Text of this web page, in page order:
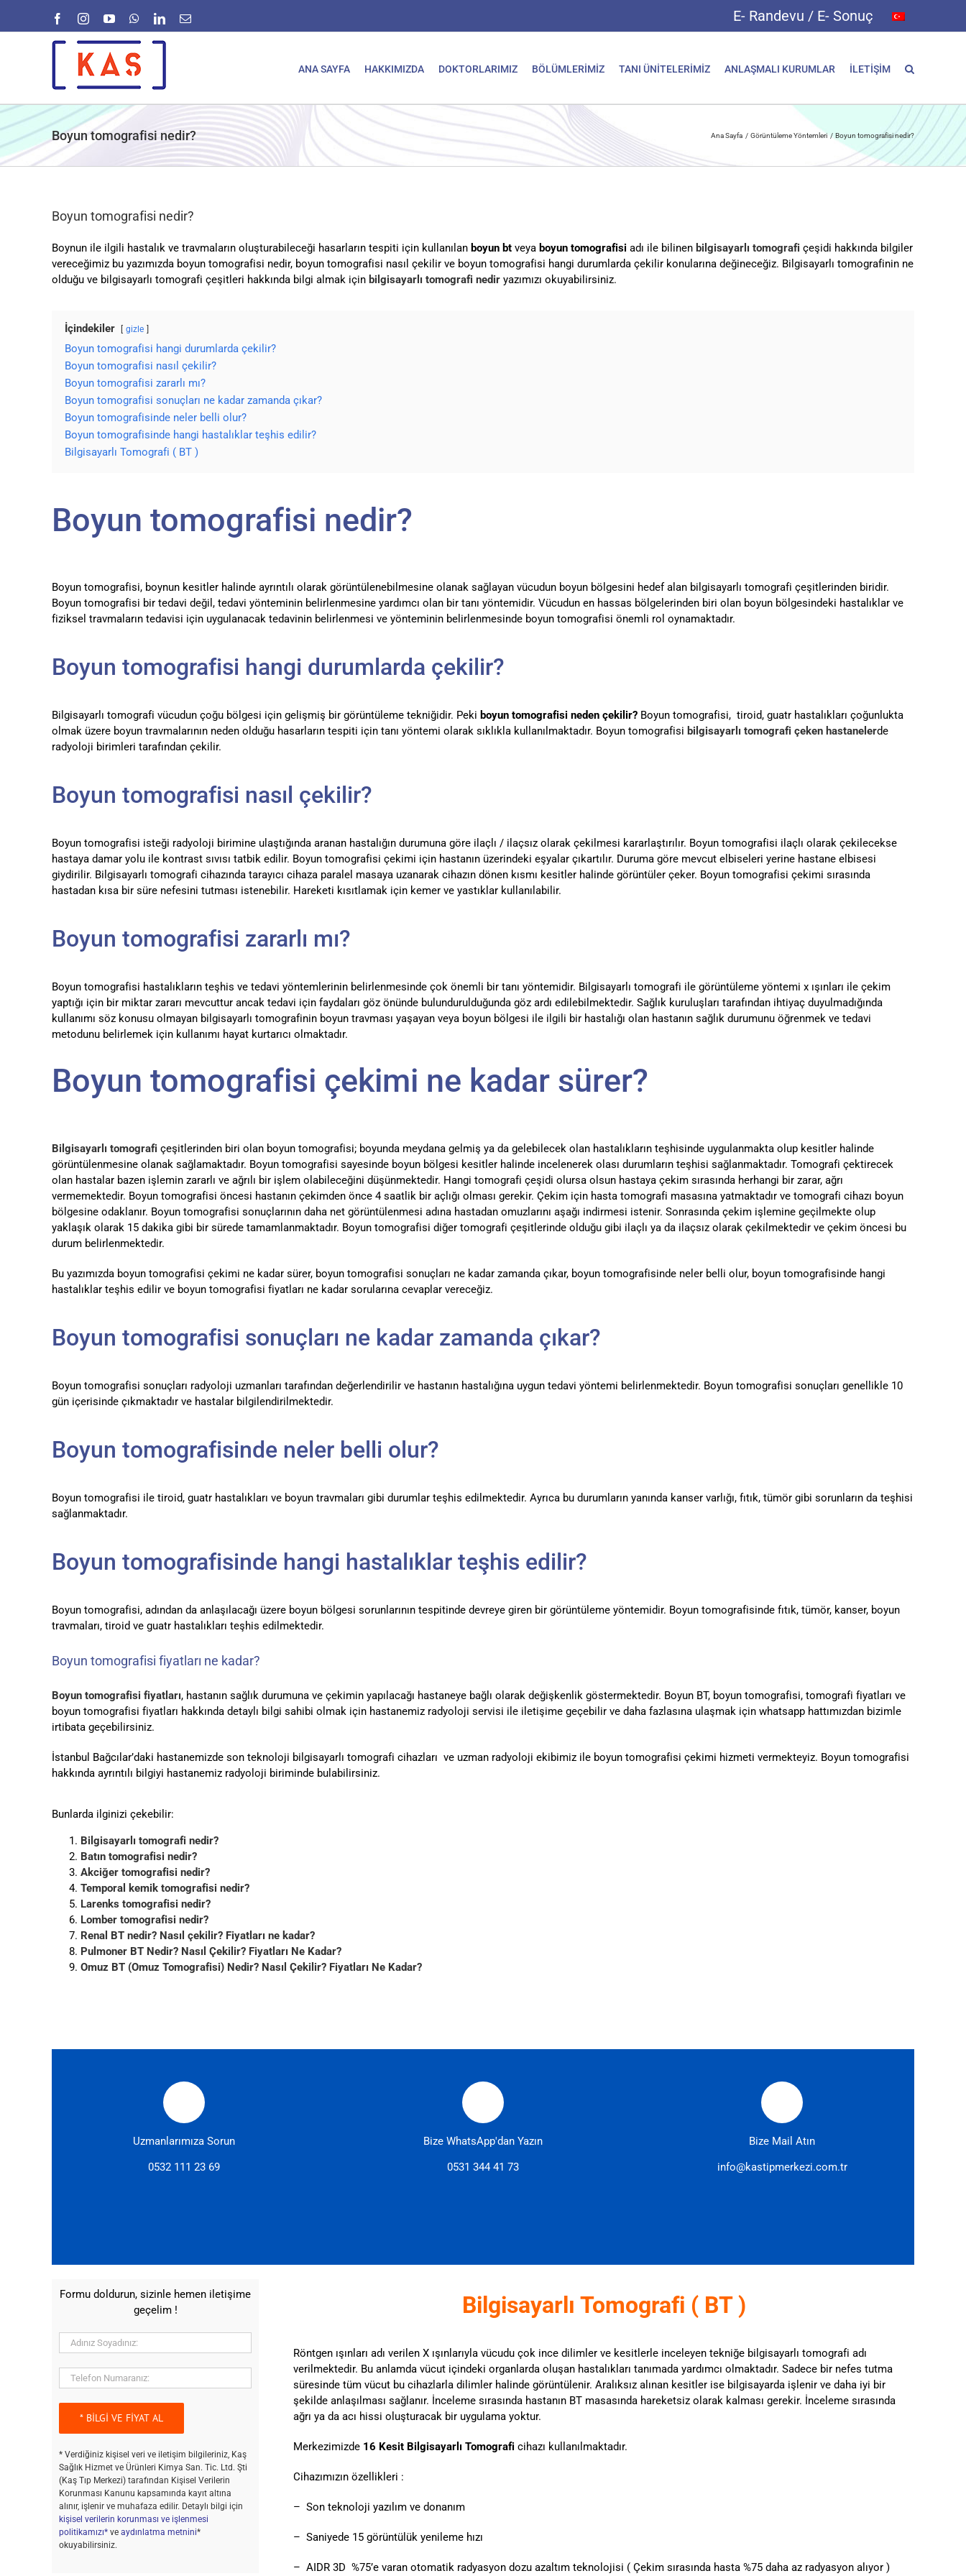
FacebookInstagramYouTubeWhatsApp
LinkedIn
E-
posta
E- Randevu / E- Sonuç
ANA SAYFA HAKKIMIZDA DOKTORLARIMIZ BÖLÜMLERİMİZ TANI ÜNİTELERİMİZ ANLAŞMALI KURUMLAR İLETİŞİM
Boyun tomografisi nedir? Ana Sayfa Görüntüleme Yöntemleri Boyun tomografisi nedir?
Boyun tomografisi nedir?
Boynun ile ilgili hastalık ve travmaların oluşturabileceği hasarların tespiti için kullanılan boyun bt veya boyun tomografisi adı ile bilinen bilgisayarlı tomografi çeşidi hakkında bilgiler
vereceğimiz bu yazımızda boyun tomografisi nedir, boyun tomografisi nasıl çekilir ve boyun tomografisi hangi durumlarda çekilir konularına değineceğiz. Bilgisayarlı tomografinin ne
olduğu ve bilgisayarlı tomografi çeşitleri hakkında bilgi almak için bilgisayarlı tomografi nedir yazımızı okuyabilirsiniz.
İçindekiler gizle
Boyun tomografisi hangi durumlarda çekilir?
Boyun tomografisi nasıl çekilir?
Boyun tomografisi zararlı mı?
Boyun tomografisi sonuçları ne kadar zamanda çıkar?
Boyun tomografisinde neler belli olur?
Boyun tomografisinde hangi hastalıklar teşhis edilir?
Bilgisayarlı Tomografi ( BT )
Boyun tomografisi nedir?
Boyun tomografisi, boynun kesitler halinde ayrıntılı olarak görüntülenebilmesine olanak sağlayan vücudun boyun bölgesini hedef alan bilgisayarlı tomografi çeşitlerinden biridir.
Boyun tomografisi bir tedavi değil, tedavi yönteminin belirlenmesine yardımcı olan bir tanı yöntemidir. Vücudun en hassas bölgelerinden biri olan boyun bölgesindeki hastalıklar ve
fiziksel travmaların tedavisi için uygulanacak tedavinin belirlenmesi ve yönteminin belirlenmesinde boyun tomografisi önemli rol oynamaktadır.
Boyun tomografisi hangi durumlarda çekilir?
Bilgisayarlı tomografi vücudun çoğu bölgesi için gelişmiş bir görüntüleme tekniğidir. Peki boyun tomografisi neden çekilir? Boyun tomografisi, tiroid, guatr hastalıkları çoğunlukta
olmak üzere boyun travmalarının neden olduğu hasarların tespiti için tanı yöntemi olarak sıklıkla kullanılmaktadır. Boyun tomografisi bilgisayarlı tomografi çeken hastanelerde
radyoloji birimleri tarafından çekilir.
Boyun tomografisi nasıl çekilir?
Boyun tomografisi isteği radyoloji birimine ulaştığında aranan hastalığın durumuna göre ilaçlı / ilaçsız olarak çekilmesi kararlaştırılır. Boyun tomografisi ilaçlı olarak çekilecekse
hastaya damar yolu ile kontrast sıvısı tatbik edilir. Boyun tomografisi çekimi için hastanın üzerindeki eşyalar çıkartılır. Duruma göre mevcut elbiseleri yerine hastane elbisesi
giydirilir. Bilgisayarlı tomografi cihazında tarayıcı cihaza paralel masaya uzanarak cihazın dönen kısmı kesitler halinde görüntüler çeker. Boyun tomografisi çekimi sırasında
hastadan kısa bir süre nefesini tutması istenebilir. Hareketi kısıtlamak için kemer ve yastıklar kullanılabilir.
Boyun tomografisi zararlı mı?
Boyun tomografisi hastalıkların teşhis ve tedavi yöntemlerinin belirlenmesinde çok önemli bir tanı yöntemidir. Bilgisayarlı tomografi ile görüntüleme yöntemi x ışınları ile çekim
yaptığı için bir miktar zararı mevcuttur ancak tedavi için faydaları göz önünde bulundurulduğunda göz ardı edilebilmektedir. Sağlık kuruluşları tarafından ihtiyaç duyulmadığında
kullanımı söz konusu olmayan bilgisayarlı tomografinin boyun travması yaşayan veya boyun bölgesi ile ilgili bir hastalığı olan hastanın sağlık durumunu öğrenmek ve tedavi
metodunu belirlemek için kullanımı hayat kurtarıcı olmaktadır.
Boyun tomografisi çekimi ne kadar sürer?
Bilgisayarlı tomografi çeşitlerinden biri olan boyun tomografisi; boyunda meydana gelmiş ya da gelebilecek olan hastalıkların teşhisinde uygulanmakta olup kesitler halinde
görüntülenmesine olanak sağlamaktadır. Boyun tomografisi sayesinde boyun bölgesi kesitler halinde incelenerek olası durumların teşhisi sağlanmaktadır. Tomografi çektirecek
olan hastalar bazen işlemin zararlı ve ağrılı bir işlem olabileceğini düşünmektedir. Hangi tomografi çeşidi olursa olsun hastaya çekim sırasında herhangi bir zarar, ağrı
vermemektedir. Boyun tomografisi öncesi hastanın çekimden önce 4 saatlik bir açlığı olması gerekir. Çekim için hasta tomografi masasına yatmaktadır ve tomografi cihazı boyun
bölgesine odaklanır. Boyun tomografisi sonuçlarının daha net görüntülenmesi adına hastadan omuzlarını aşağı indirmesi istenir. Sonrasında çekim işlemine geçilmekte olup
yaklaşık olarak 15 dakika gibi bir sürede tamamlanmaktadır. Boyun tomografisi diğer tomografi çeşitlerinde olduğu gibi ilaçlı ya da ilaçsız olarak çekilmektedir ve çekim öncesi bu
durum belirlenmektedir.
Bu yazımızda boyun tomografisi çekimi ne kadar sürer, boyun tomografisi sonuçları ne kadar zamanda çıkar, boyun tomografisinde neler belli olur, boyun tomografisinde hangi
hastalıklar teşhis edilir ve boyun tomografisi fiyatları ne kadar sorularına cevaplar vereceğiz.
Boyun tomografisi sonuçları ne kadar zamanda çıkar?
Boyun tomografisi sonuçları radyoloji uzmanları tarafından değerlendirilir ve hastanın hastalığına uygun tedavi yöntemi belirlenmektedir. Boyun tomografisi sonuçları genellikle 10
gün içerisinde çıkmaktadır ve hastalar bilgilendirilmektedir.
Boyun tomografisinde neler belli olur?
Boyun tomografisi ile tiroid, guatr hastalıkları ve boyun travmaları gibi durumlar teşhis edilmektedir. Ayrıca bu durumların yanında kanser varlığı, fıtık, tümör gibi sorunların da teşhisi
sağlanmaktadır.
Boyun tomografisinde hangi hastalıklar teşhis edilir?
Boyun tomografisi, adından da anlaşılacağı üzere boyun bölgesi sorunlarının tespitinde devreye giren bir görüntüleme yöntemidir. Boyun tomografisinde fıtık, tümör, kanser, boyun
travmaları, tiroid ve guatr hastalıkları teşhis edilmektedir.
Boyun tomografisi fiyatları ne kadar?
Boyun tomografisi fiyatları, hastanın sağlık durumuna ve çekimin yapılacağı hastaneye bağlı olarak değişkenlik göstermektedir. Boyun BT, boyun tomografisi, tomografi fiyatları ve
boyun tomografisi fiyatları hakkında detaylı bilgi sahibi olmak için hastanemiz radyoloji servisi ile iletişime geçebilir ve daha fazlasına ulaşmak için whatsapp hattımızdan bizimle
irtibata geçebilirsiniz.
İstanbul Bağcılar’daki hastanemizde son teknoloji bilgisayarlı tomografi cihazları ve uzman radyoloji ekibimiz ile boyun tomografisi çekimi hizmeti vermekteyiz. Boyun tomografisi
hakkında ayrıntılı bilgiyi hastanemiz radyoloji biriminde bulabilirsiniz.
Bunlarda ilginizi çekebilir:
Bilgisayarlı tomografi nedir?
Batın tomografisi nedir?
Akciğer tomografisi nedir?
Temporal kemik tomografisi nedir?
Larenks tomografisi nedir?
Lomber tomografisi nedir?
Renal BT nedir? Nasıl çekilir? Fiyatları ne kadar?
Pulmoner BT Nedir? Nasıl Çekilir? Fiyatları Ne Kadar?
Omuz BT (Omuz Tomografisi) Nedir? Nasıl Çekilir? Fiyatları Ne Kadar?
Uzmanlarımıza Sorun
0532 111 23 69
Bize WhatsApp'dan Yazın
0531 344 41 73
Bize Mail Atın
info@kastipmerkezi.com.tr
Formu doldurun, sizinle hemen iletişime
geçelim !
* Verdiğiniz kişisel veri ve iletişim bilgileriniz, Kaş
Sağlık Hizmet ve Ürünleri Kimya San. Tic. Ltd. Şti
(Kaş Tıp Merkezi) tarafından Kişisel Verilerin
Korunması Kanunu kapsamında kayıt altına
alınır, işlenir ve muhafaza edilir. Detaylı bilgi için
kişisel verilerin korunması ve işlenmesi
politikamızı* ve aydınlatma metnini*
okuyabilirsiniz.
Bilgisayarlı Tomografi ( BT )
Röntgen ışınları adı verilen X ışınlarıyla vücudu çok ince dilimler ve kesitlerle inceleyen tekniğe bilgisayarlı tomografi adı
verilmektedir. Bu anlamda vücut içindeki organlarda oluşan hastalıkları tanımada yardımcı olmaktadır. Sadece bir nefes tutma
süresinde tüm vücut bu cihazlarla dilimler halinde görüntülenir. Aralıksız alınan kesitler ise bilgisayarda işlenir ve daha iyi bir
şekilde anlaşılması sağlanır. İnceleme sırasında hastanın BT masasında hareketsiz olarak kalması gerekir. İnceleme sırasında
ağrı ya da acı hissi oluşturacak bir uygulama yoktur.
Merkezimizde 16 Kesit Bilgisayarlı Tomografi cihazı kullanılmaktadır.
Cihazımızın özellikleri :
– Son teknoloji yazılım ve donanım
– Saniyede 15 görüntülük yenileme hızı
– AIDR 3D %75’e varan otomatik radyasyon dozu azaltım teknolojisi ( Çekim sırasında hasta %75 daha az radyasyon alıyor )